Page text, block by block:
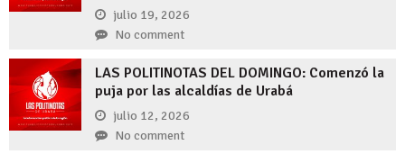
julio 19, 2026
No comment
LAS POLITINOTAS DEL DOMINGO: Comenzó la
puja por las alcaldías de Urabá
julio 12, 2026
No comment